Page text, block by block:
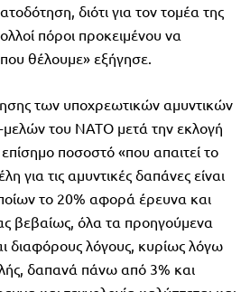
διότι για τον τομέα της
πόροι προκειμένου να
θέλουμε» εξήγησε.
των υποχρεωτικών αμυντικών
του ΝΑΤΟ μετά την εκλογή
ποσοστό «που απαιτεί το
για τις αμυντικές δαπάνες είναι
το 20% αφορά έρευνα και
βεβαίως, όλα τα προηγούμενα
διαφόρους λόγους, κυρίως λόγω
δαπανά πάνω από 3% και